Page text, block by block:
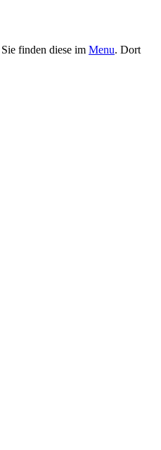
finden diese im Menu. Dort